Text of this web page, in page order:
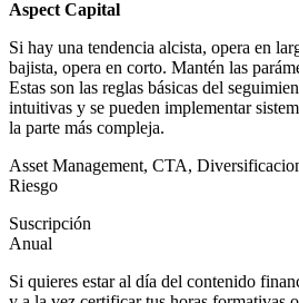
Aspect Capital
Si hay una tendencia alcista, opera en
bajista, opera en corto. Mantén las
Estas son las reglas básicas del
intuitivas y se pueden implementar
la parte más compleja.
Asset Management, CTA,
Riesgo
Suscripción
Anual
Si quieres estar al día del contenido